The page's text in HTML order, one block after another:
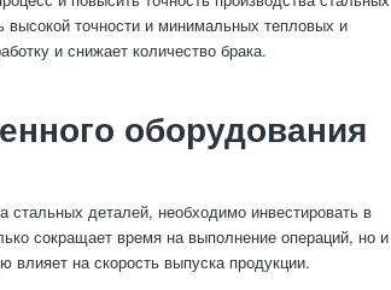
высокой точности и минимальных тепловых и
и снижает количество брака.
оборудования
стальных деталей, необходимо инвестировать в
сокращает время на выполнение операций, но и
влияет на скорость выпуска продукции.